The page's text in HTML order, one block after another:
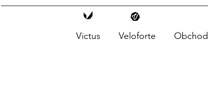
Victus Veloforte Obchod